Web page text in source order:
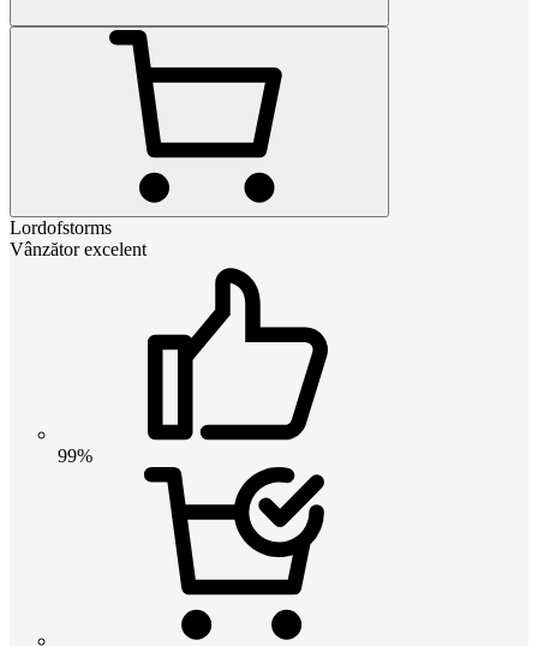
Lordofstorms
Vânzător excelent
99%